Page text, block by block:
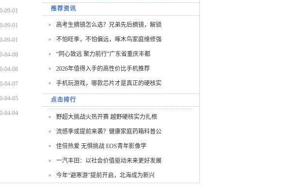
09-01
09-01
09-01
04-08
04-08
04-07
04-05
04-04
推荐资讯
高考生摘镜怎么选？兄弟先后摘镜，解锁
不怕旺季，不怕偏远，啄木鸟家庭维修强
“同心致远 聚力前行”广东省重庆丰都
2026年值得入手的高性价比手机推荐
手机玩游戏，哪款芯片才是真正的硬核实
点击排行
野超大挑战火热开赛 越野硬核实力扎根
流感季或提前来袭？健康家庭药箱科普公
佳倍热爱 无惧挑战 EOS青年影像学
一汽丰田：以社会价值驱动未来更好发展
今年“避寒游”提前开启，北海成为新兴